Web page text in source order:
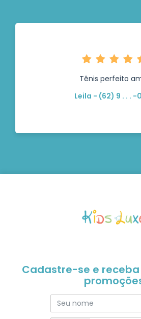
Tênis perfeito
Leila - (62) 9 . . . -
Cadastre-se e